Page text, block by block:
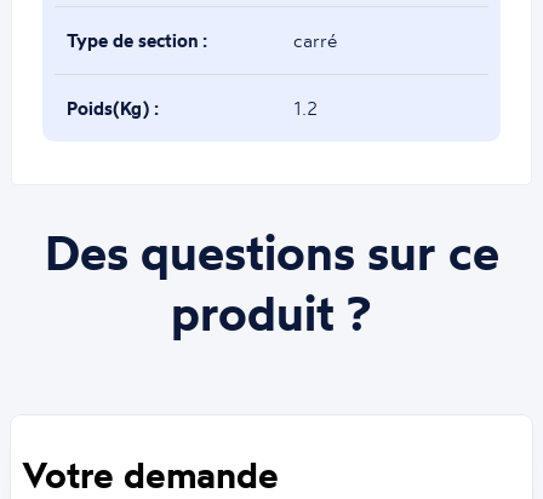
Type de section : carré
Poids(Kg) : 1.2
Des questions sur ce
produit ?
Votre demande